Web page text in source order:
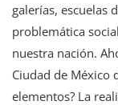
galerías, escuelas
problemática
nuestra nación.
Ciudad de México
elementos? La